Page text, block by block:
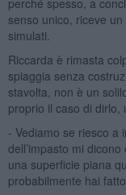
senso unico, riceve un
simulati.
Riccarda è rimasta
spiaggia senza
stavolta, non è un
proprio il caso di dirlo,
- Vediamo se riesco a
dell’impasto mi
una superficie piana
probabilmente hai